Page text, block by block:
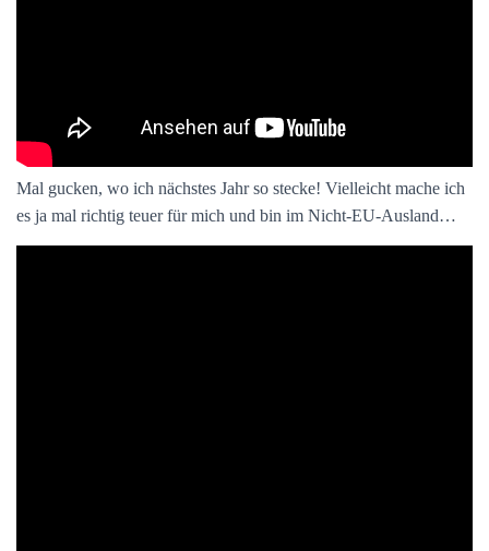
Mal gucken, wo ich nächstes Jahr so stecke! Vielleicht mache ich
es ja mal richtig teuer für mich und bin im Nicht-EU-Ausland…